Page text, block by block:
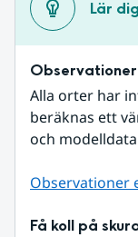
Lär
Alla orter har
beräknas ett
och
Observationer
Få koll på